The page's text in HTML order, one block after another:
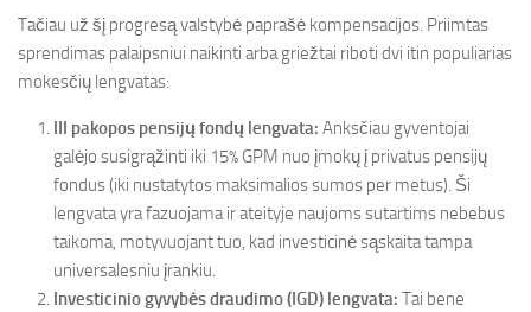
Tačiau už šį progresą valstybė paprašė kompensacijos. Priimtas
sprendimas palaipsniui naikinti arba griežtai riboti dvi itin populiarias
mokesčių lengvatas:
III pakopos pensijų fondų lengvata: Anksčiau gyventojai
galėjo susigrąžinti iki 15% GPM nuo įmokų į privatus pensijų
fondus (iki nustatytos maksimalios sumos per metus). Ši
lengvata yra fazuojama ir ateityje naujoms sutartims nebebus
taikoma, motyvuojant tuo, kad investicinė sąskaita tampa
universalesniu įrankiu.
Investicinio gyvybės draudimo (IGD) lengvata: Tai bene